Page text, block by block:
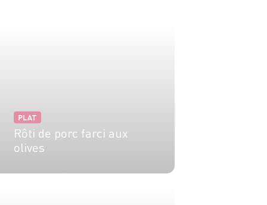
PLAT
Rôti de porc farci aux
olives